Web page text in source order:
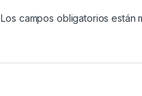
Los campos obligatorios están